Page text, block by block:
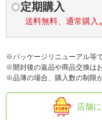
定期購入
送料無料、通常購入
※パッケージリニューアル等
※開封後の返品や商品交換は
※品薄の場合、購入数の制限
店舗